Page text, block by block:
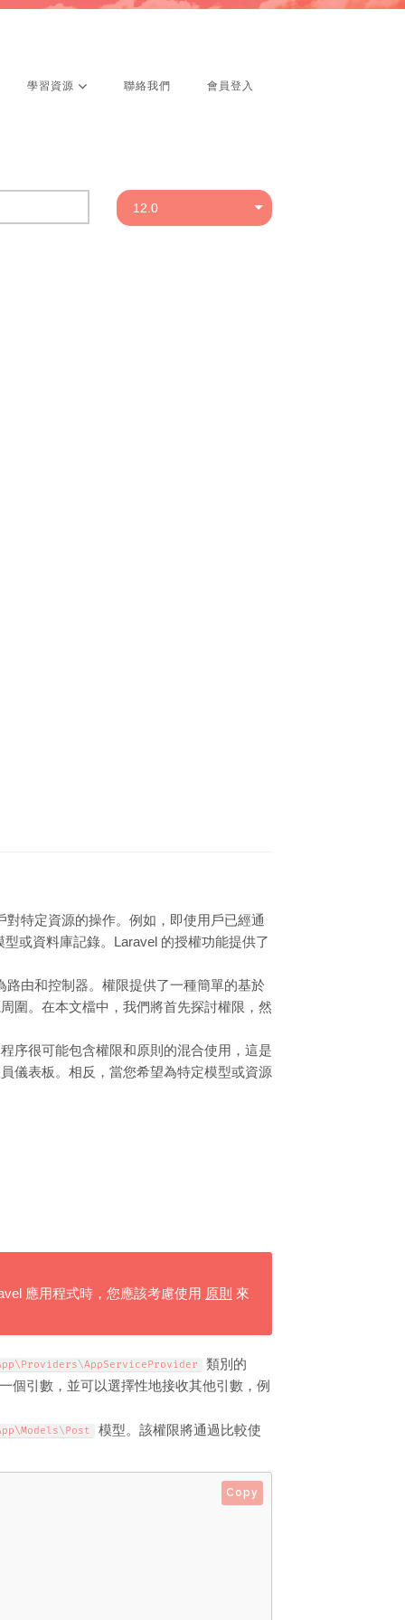
學習資源 聯絡我們 會員登入
特定資源的操作。例如，即使用戶已經通
或資料庫記錄。Laravel 的授權功能提供了
路由和控制器。權限提供了一種簡單的基於
圍。在本文檔中，我們將首先探討權限，然
序很可能包含權限和原則的混合使用，這是
儀表板。相反，當您希望為特定模型或資源
應用程式時，您應該考慮使用 原則 來
Providers\AppServiceProvider 類別的
個引數，並可以選擇性地接收其他引數，例
Models\Post
模型。該權限將通過比較使
Copy